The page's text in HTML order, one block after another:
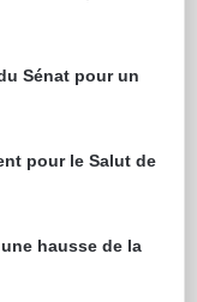
Sénat pour un
pour le Salut de
hausse de la